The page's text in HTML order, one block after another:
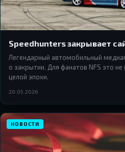
Speedhunters закрывает
Легендарный автомобильный
о закрытии. Для фанатов NFS это
целой эпохи.
20.05.2026
НОВОСТИ